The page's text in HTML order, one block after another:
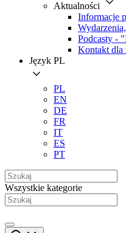
Aktualności
Informacje
Podcasty -
Kontakt dla
Język PL
PL
EN
DE
FR
IT
ES
PT
Wszystkie kategorie